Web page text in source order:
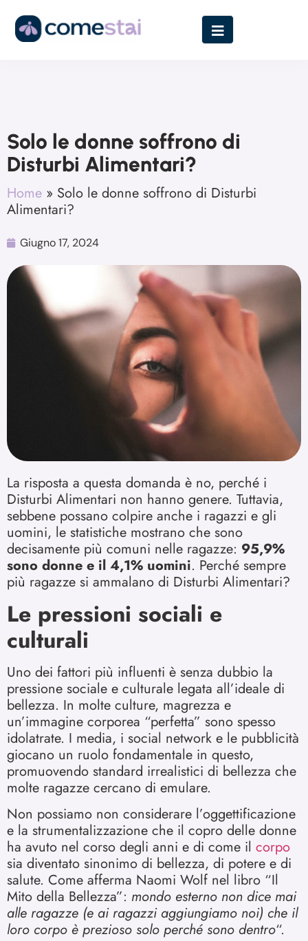
Solo le donne soffrono di
Disturbi Alimentari?
Home » Solo le donne soffrono di Disturbi
Alimentari?
Giugno 17, 2024
La risposta a questa domanda è no, perché i
Disturbi Alimentari non hanno genere. Tuttavia,
sebbene possano colpire anche i ragazzi e gli
uomini, le statistiche mostrano che sono
decisamente più comuni nelle ragazze: 95,9%
sono donne e il 4,1% uomini. Perché sempre
più ragazze si ammalano di Disturbi Alimentari?
Le pressioni sociali e
culturali
Uno dei fattori più influenti è senza dubbio la
pressione sociale e culturale legata all’ideale di
bellezza. In molte culture, magrezza e
un’immagine corporea “perfetta” sono spesso
idolatrate. I media, i social network e le pubblicità
giocano un ruolo fondamentale in questo,
promuovendo standard irrealistici di bellezza che
molte ragazze cercano di emulare.
Non possiamo non considerare l’oggettificazione
e la strumentalizzazione che il copro delle donne
ha avuto nel corso degli anni e di come il corpo
sia diventato sinonimo di bellezza, di potere e di
salute. Come afferma Naomi Wolf nel libro “Il
Mito della Bellezza”: mondo esterno non dice mai
alle ragazze (e ai ragazzi aggiungiamo noi) che il
loro corpo è prezioso solo perché sono dentro“.